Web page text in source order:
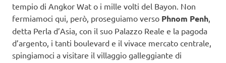
tempio di Angkor Wat o i mille volti del Bayon. Non
fermiamoci qui, però, proseguiamo verso Phnom Penh,
detta Perla d’Asia, con il suo Palazzo Reale e la pagoda
d’argento, i tanti boulevard e il vivace mercato centrale,
spingiamoci a visitare il villaggio galleggiante di